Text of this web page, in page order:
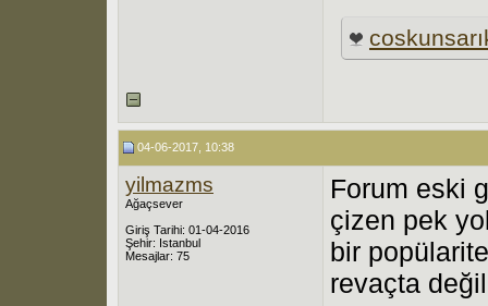
04-06-2017, 10:38
yilmazms
Ağaçsever
Giriş Tarihi: 01-04-2016
Şehir: Istanbul
Mesajlar: 75
Forum eski
çizen pek
bir
revaçta